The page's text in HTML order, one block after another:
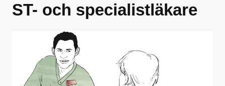
ST- och specialistläkare